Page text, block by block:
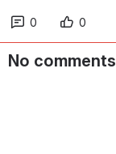
0 0
No comments